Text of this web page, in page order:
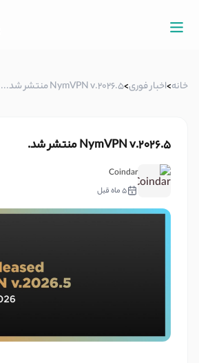
خانه>اخبار فوری>NymVPN v.2026.5 منتشر شد....
NymVPN v.2026.5 منتشر شد.
Coindar
5 ماه قبل